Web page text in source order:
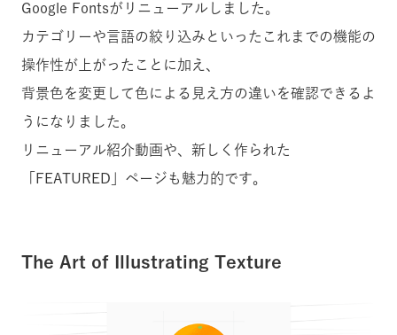
Google Fontsがリニューアルしました。
カテゴリーや言語の絞り込みといったこれまでの機能の
操作性が上がったことに加え、
背景色を変更して色による見え方の違いを確認できるよ
うになりました。
リニューアル紹介動画や、新しく作られた
「FEATURED」ページも魅力的です。
The Art of Illustrating Texture